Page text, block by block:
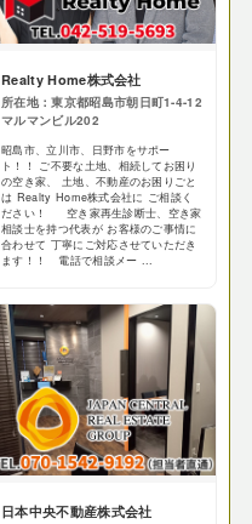
Realty Home株式会社
所在地：東京都昭島市朝日町1-4-12
マルマンビル202
昭島市、立川市、日野市をサポー
ト！！ ご不要な土地、相続してお困り
の空き家、 土地、不動産のお困りごと
は Realty Home株式会社に ご相談く
ださい！ 空き家再生診断士、空き家
相談士を持つ代表が お客様のご事情に
合わせて 丁寧にご対応させていただき
ます！！ 電話で相談メー ...
日本中央不動産株式会社